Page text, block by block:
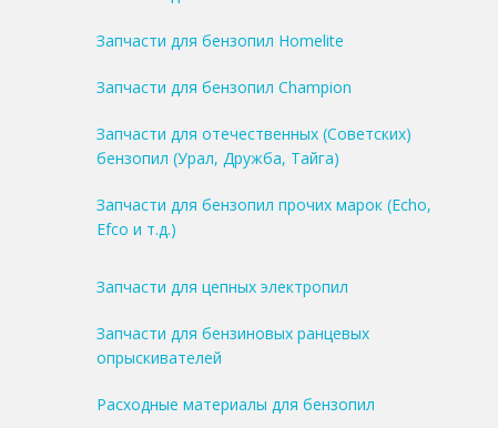
Запчасти для бензопил Homelite
Запчасти для бензопил Champion
Запчасти для отечественных (Советских)
бензопил (Урал, Дружба, Тайга)
Запчасти для бензопил прочих марок (Echo,
Efco и т.д.)
Запчасти для цепных электропил
Запчасти для бензиновых ранцевых
опрыскивателей
Расходные материалы для бензопил